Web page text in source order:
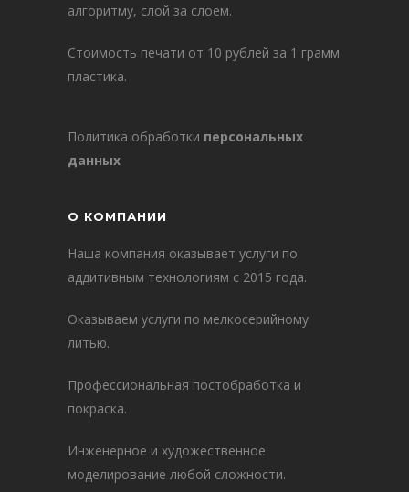
алгоритму, слой за слоем.
Стоимость печати от 10 рублей за 1 грамм
пластика.
Политика обработки персональных
данных
О КОМПАНИИ
Наша компания оказывает услуги по
аддитивным технологиям с 2015 года.
Оказываем услуги по мелкосерийному
литью.
Профессиональная постобработка и
покраска.
Инженерное и художественное
моделирование любой сложности.